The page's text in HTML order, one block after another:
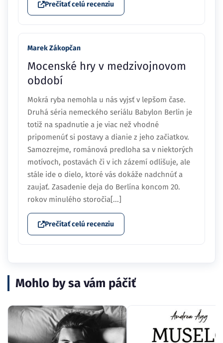
Prečítať celú recenziu
Marek Zákopčan
Mocenské hry v medzivojnovom
období
Mokrá ryba nemohla u nás vyjsť v lepšom čase.
Druhá séria nemeckého seriálu Babylon Berlin je
totiž na spadnutie a je viac než vhodné
pripomenúť si postavy a dianie z jeho začiatkov.
Samozrejme, románová predloha sa v niektorých
motívoch, postavách či v ich zázemí odlišuje, ale
stále ide o dielo, ktoré vás dokáže nadchnúť a
zaujať. Zasadenie deja do Berlína koncom 20.
rokov minulého storočia[...]
Prečítať celú recenziu
Mohlo by sa vám páčiť